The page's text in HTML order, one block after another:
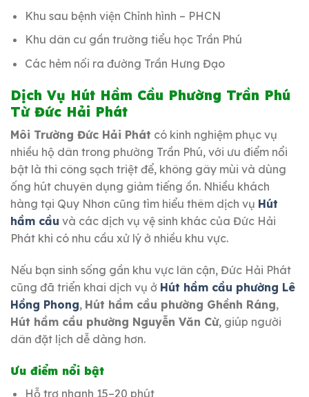
Khu sau bệnh viện Chỉnh hình – PHCN
Khu dân cư gần trường tiểu học Trần Phú
Các hẻm nối ra đường Trần Hưng Đạo
Dịch Vụ Hút Hầm Cầu Phường Trần Phú
Từ Đức Hải Phát
Môi Trường Đức Hải Phát có kinh nghiệm phục vụ
nhiều hộ dân trong phường Trần Phú, với ưu điểm nổi
bật là thi công sạch triệt để, không gây mùi và dùng
ống hút chuyên dụng giảm tiếng ồn. Nhiều khách
hàng tại Quy Nhơn cũng tìm hiểu thêm dịch vụ Hút
hầm cầu và các dịch vụ vệ sinh khác của Đức Hải
Phát khi có nhu cầu xử lý ở nhiều khu vực.
Nếu bạn sinh sống gần khu vực lân cận, Đức Hải Phát
cũng đã triển khai dịch vụ ở Hút hầm cầu phường Lê
Hồng Phong, Hút hầm cầu phường Ghềnh Ráng,
Hút hầm cầu phường Nguyễn Văn Cừ, giúp người
dân đặt lịch dễ dàng hơn.
Ưu điểm nổi bật
Hỗ trợ nhanh 15–20 phút